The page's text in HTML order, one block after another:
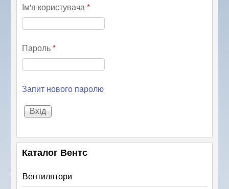
Ім'я користувача*
Пароль*
Запит нового паролю
Каталог Вентс
Вентилятори